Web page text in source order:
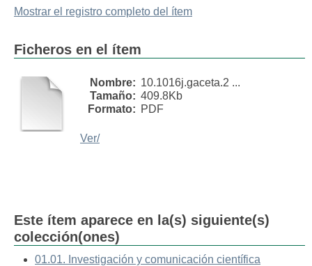
Mostrar el registro completo del ítem
Ficheros en el ítem
Nombre: 10.1016j.gaceta.2 ...
Tamaño: 409.8Kb
Formato: PDF
Ver/
Este ítem aparece en la(s) siguiente(s)
colección(ones)
01.01. Investigación y comunicación científica